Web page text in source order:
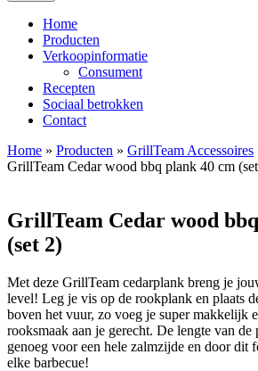
Home
Producten
Verkoopinformatie
Consument
Recepten
Sociaal betrokken
Contact
Home » Producten » GrillTeam Accessoires
GrillTeam Cedar wood bbq plank 40 cm
GrillTeam Cedar wood
(set 2)
Met deze GrillTeam cedarplank breng je
level! Leg je vis op de rookplank en plaats
boven het vuur, zo voeg je super makkelijk
rooksmaak aan je gerecht. De lengte van
genoeg voor een hele zalmzijde en door dit
elke barbecue!